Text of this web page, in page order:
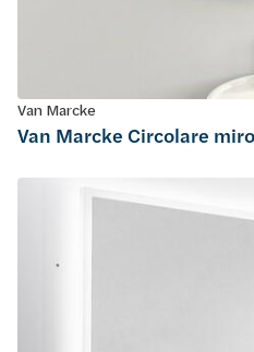
Van Marcke
Van Marcke Circolare